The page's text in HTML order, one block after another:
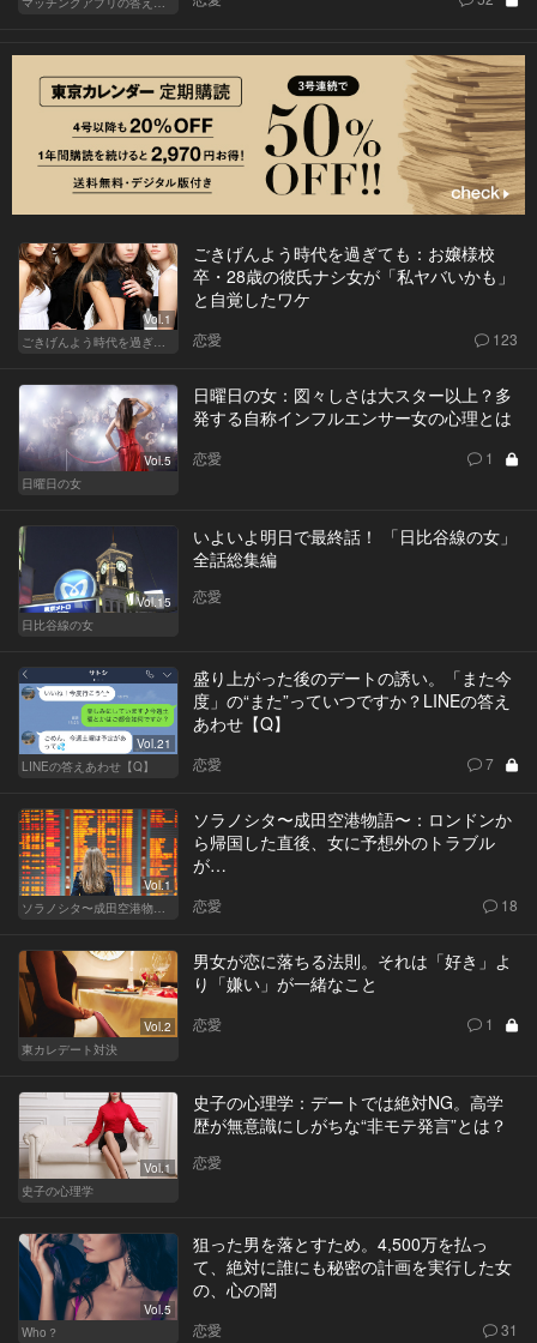
Vol.1
ごきげんよう時代を過ぎても
ごきげんよう時代を過ぎても：お嬢様校
卒・28歳の彼氏ナシ女が「私ヤバいかも」
と自覚したワケ
恋愛 123
Vol.5
日曜日の女
日曜日の女：図々しさは大スター以上？多
発する自称インフルエンサー女の心理とは
恋愛 1
Vol.15
日比谷線の女
いよいよ明日で最終話！ 「日比谷線の女」
全話総集編
恋愛
Vol.21
LINEの答えあわせ【Q】
盛り上がった後のデートの誘い。「また今
度」の“また”っていつですか？LINEの答え
あわせ【Q】
恋愛 7
Vol.1
ソラノシタ〜成田空港物語〜
ソラノシタ〜成田空港物語〜：ロンドンか
ら帰国した直後、女に予想外のトラブル
が…
恋愛 18
Vol.2
東カレデート対決
男女が恋に落ちる法則。それは「好き」よ
り「嫌い」が一緒なこと
恋愛 1
Vol.1
史子の心理学
史子の心理学：デートでは絶対NG。高学
歴が無意識にしがちな“非モテ発言”とは？
恋愛
Vol.5
Who？
狙った男を落とすため。4,500万を払っ
て、絶対に誰にも秘密の計画を実行した女
の、心の闇
恋愛 31